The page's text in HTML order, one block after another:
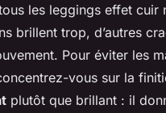
les leggings effet cuir
brillent trop, d’autres
Pour éviter les
vous sur la
plutôt que brillant : il